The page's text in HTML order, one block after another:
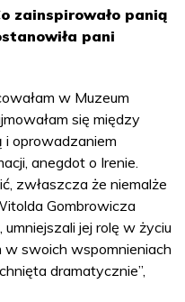
zainspirowało panią
pani
w Muzeum
się między
i oprowadzaniem
anegdot o Irenie.
zwłaszcza że niemalże
Gombrowicza
jej rolę w życiu
w swoich wspomnieniach
dramatycznie”,